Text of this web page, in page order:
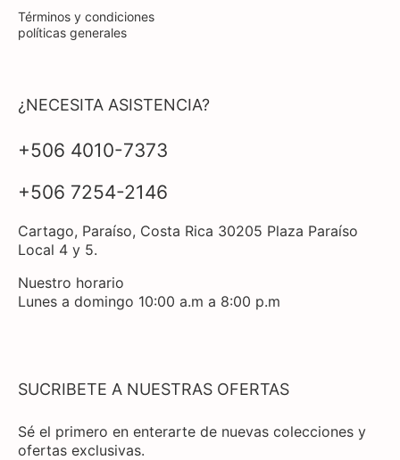
Términos y condiciones
políticas generales
¿NECESITA ASISTENCIA?
+506 4010-7373
+506 7254-2146
Cartago, Paraíso, Costa Rica 30205 Plaza Paraíso
Local 4 y 5.
Nuestro horario
Lunes a domingo 10:00 a.m a 8:00 p.m
SUCRIBETE A NUESTRAS OFERTAS
Sé el primero en enterarte de nuevas colecciones y
ofertas exclusivas.